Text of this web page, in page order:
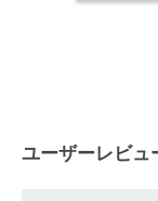
ユーザーレビュ